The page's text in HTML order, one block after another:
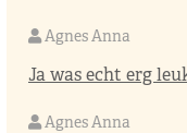
Agnes Anna
Ja was echt erg
Agnes Anna